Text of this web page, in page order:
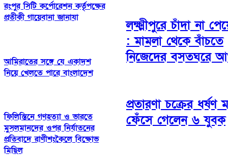
রংপুর সিটি কর্পোরেশন কর্তৃপক্ষের
প্রতীকী গায়েবানা জানাযা
আমিরাতের সঙ্গে যে একাদশ
নিয়ে খেলতে পারে বাংলাদেশ
ফিলিস্তিনে গণহত্যা ও ভারতে
মুসলমানদের ওপর নির্যাতনের
প্রতিবাদে রাণীশংকৈলে বিক্ষোভ
মিছিল
লক্ষ্মীপুরে চাঁদা না
: মামলা থেকে বাঁচতে
নিজেদের বসতঘরে
প্রতারণা চক্রের ধর্ষণ
ফেঁসে গেলেন ৬ যুবক